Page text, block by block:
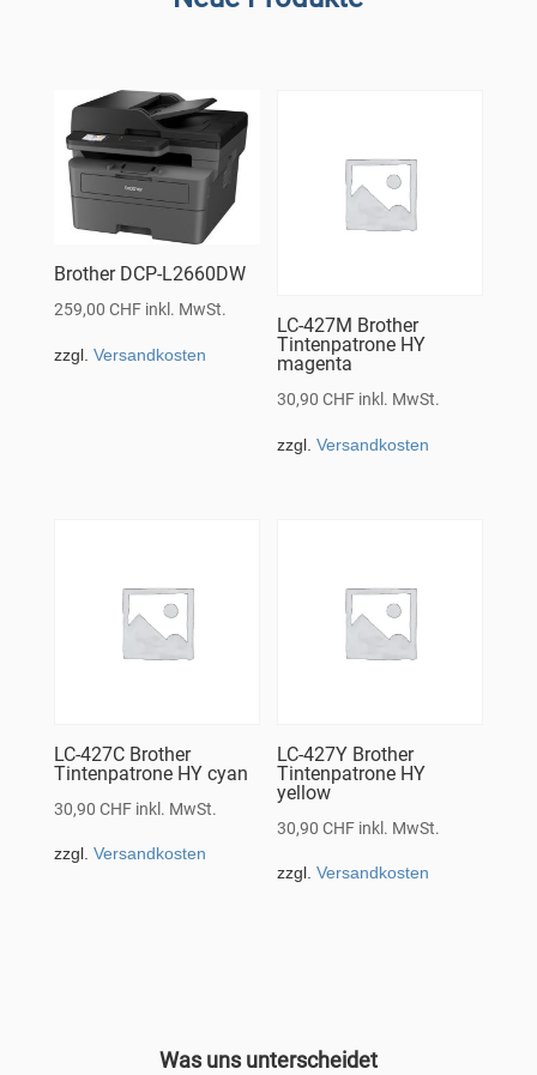
Brother DCP-L2660DW
259,00 CHF inkl. MwSt.
zzgl. Versandkosten
LC-427M Brother
Tintenpatrone HY
magenta
30,90CHF inkl. MwSt.
zzgl.Versandkosten
LC-427C Brother
Tintenpatrone HY cyan
30,90 CHF inkl. MwSt.
zzgl. Versandkosten
LC-427Y Brother
Tintenpatrone HY
yellow
30,90CHF inkl. MwSt.
zzgl.Versandkosten
Was uns unterscheidet